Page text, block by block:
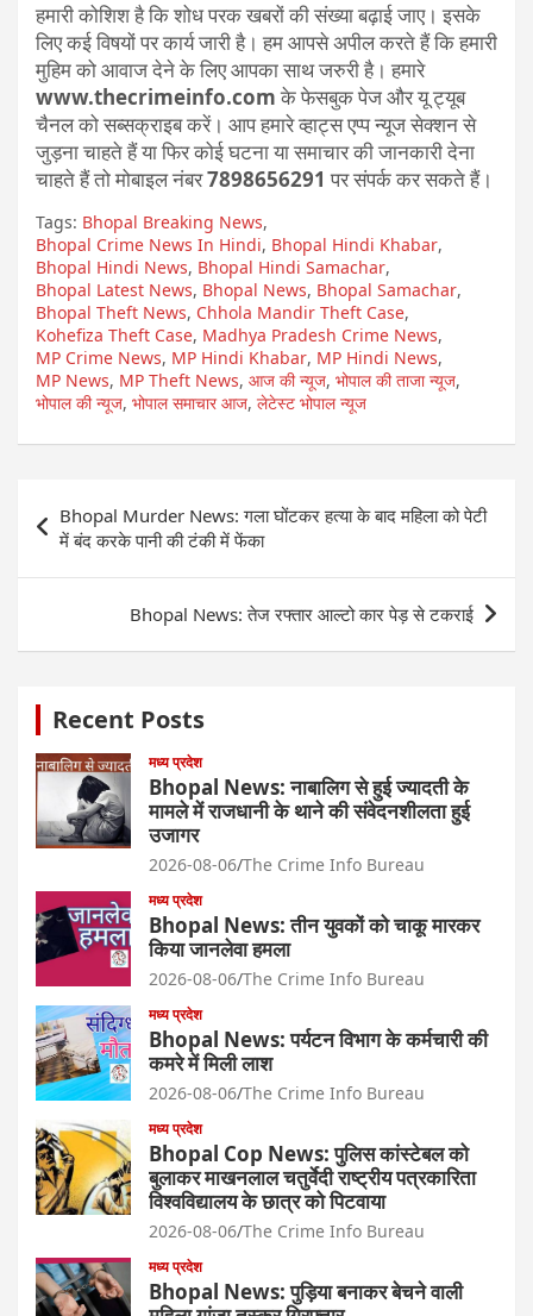
हमारी कोशिश है कि शोध परक खबरों की संख्या बढ़ाई जाए। इसके
लिए कई विषयों पर कार्य जारी है। हम आपसे अपील करते हैं कि हमारी
मुहिम को आवाज देने के लिए आपका साथ जरुरी है। हमारे
www.thecrimeinfo.comके फेसबुक पेज और यू ट्यूब
चैनल को सब्सक्राइब करें। आप हमारे व्हाट्स एप्प न्यूज सेक्शन से
जुड़ना चाहते हैं या फिर कोई घटना या समाचार की जानकारी देना
चाहते हैं तो मोबाइल नंबर7898656291 पर संपर्क कर सकते हैं।
Tags: Bhopal Breaking News,
Bhopal Crime News In Hindi, Bhopal Hindi Khabar,
Bhopal Hindi News, Bhopal Hindi Samachar,
Bhopal Latest News, Bhopal News, Bhopal Samachar,
Bhopal Theft News, Chhola Mandir Theft Case,
Kohefiza Theft Case, Madhya Pradesh Crime News,
MP Crime News, MP Hindi Khabar, MP Hindi News,
MP News, MP Theft News, आज की न्यूज, भोपाल की ताजा न्यूज,
भोपाल की न्यूज, भोपाल समाचार आज, लेटेस्ट भोपाल न्यूज
navigation
Bhopal Murder News: गला घोंटकर हत्या के बाद महिला को पेटी
में बंद करके पानी की टंकी में फेंका
Bhopal News: तेज रफ्तार आल्टो कार पेड़ से टकराई
Recent Posts
मध्य प्रदेश
Bhopal News: नाबालिग से हुई ज्यादती के
मामले में राजधानी के थाने की संवेदनशीलता हुई
उजागर
2026-08-06 The Crime Info Bureau
मध्य प्रदेश
Bhopal News: तीन युवकों को चाकू मारकर
किया जानलेवा हमला
2026-08-06 The Crime Info Bureau
मध्य प्रदेश
Bhopal News: पर्यटन विभाग के कर्मचारी की
कमरे में मिली लाश
2026-08-06 The Crime Info Bureau
मध्य प्रदेश
Bhopal Cop News: पुलिस कांस्टेबल को
बुलाकर माखनलाल चतुर्वेदी राष्ट्रीय पत्रकारिता
विश्वविद्यालय के छात्र को पिटवाया
2026-08-06 The Crime Info Bureau
मध्य प्रदेश
Bhopal News: पुड़िया बनाकर बेचने वाली